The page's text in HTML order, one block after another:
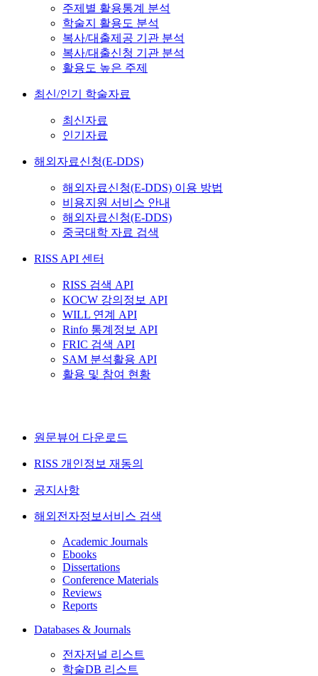
주제별 활용통계 분석
학술지 활용도 분석
복사/대출제공 기관 분석
복사/대출신청 기관 분석
활용도 높은 주제
최신/인기 학술자료
최신자료
인기자료
해외자료신청(E-DDS)
해외자료신청(E-DDS) 이용 방법
비용지원 서비스 안내
해외자료신청(E-DDS)
중국대학 자료 검색
RISS API 센터
RISS 검색 API
KOCW 강의정보 API
WILL 연계 API
Rinfo 통계정보 API
FRIC 검색 API
SAM 분석활용 API
활용 및 참여 현황
원문뷰어 다운로드
RISS 개인정보 재동의
공지사항
해외전자정보서비스 검색
Academic Journals
Ebooks
Dissertations
Conference Materials
Reviews
Reports
Databases & Journals
전자저널 리스트
학술DB 리스트